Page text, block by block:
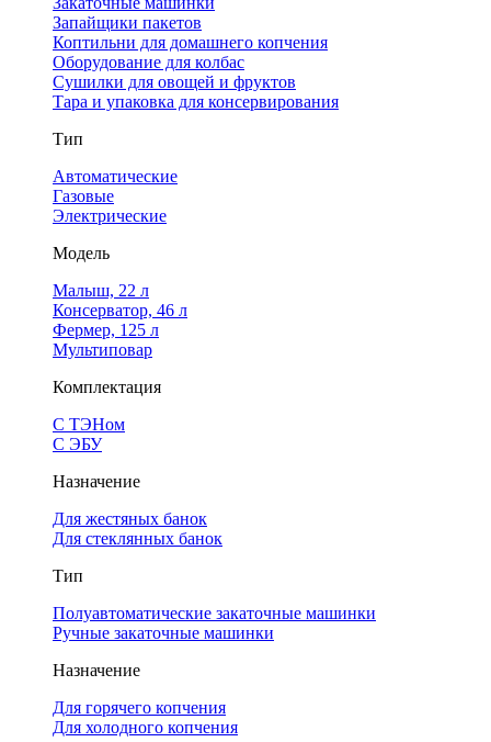
Запайщики пакетов
Коптильни для домашнего копчения
Оборудование для колбас
Сушилки для овощей и фруктов
Тара и упаковка для консервирования
Тип
Автоматические
Газовые
Электрические
Модель
Малыш, 22 л
Консерватор, 46 л
Фермер, 125 л
Мультиповар
Комплектация
С ТЭНом
С ЭБУ
Назначение
Для жестяных банок
Для стеклянных банок
Тип
Полуавтоматические закаточные машинки
Ручные закаточные машинки
Назначение
Для горячего копчения
Для холодного копчения